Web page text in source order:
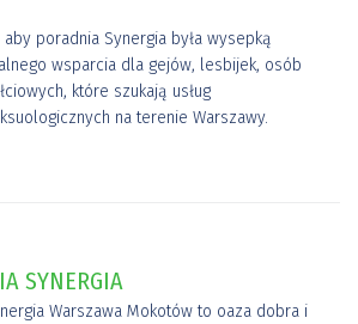
poradnia Synergia była wysepką
wsparcia dla gejów, lesbijek, osób
które szukają usług
na terenie Warszawy.
SYNERGIA
Warszawa Mokotów to oaza dobra i